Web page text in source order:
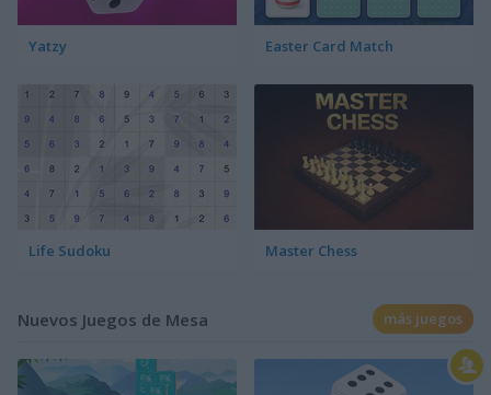
Yatzy Easter Card Match
Life Sudoku Master Chess
Nuevos Juegos de Mesa más juegos